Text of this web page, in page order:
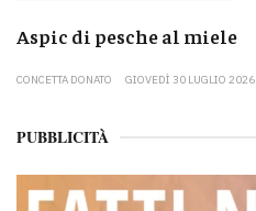
Aspic di pesche al miele
CONCETTA DONATO GIOVEDÌ 30 LUGLIO 2026
PUBBLICITÀ